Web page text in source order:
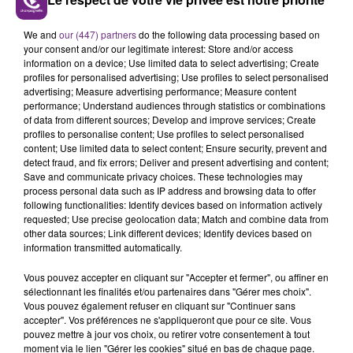
FIL D'ACTUS
LA CENTRALE NUCLÉAIRE DE CHOOZ
TOUJOURS À L'ARRÊT
Cela fait déjà une semaine que la centrale
nucléaire ardennaise est à l'arrêt. Une situation
justifiée par la sécheresse intense qui est toujours
présente.
We and our (447) partnersdo the following data processing based on
your consent and/or our legitimate interest: Store and/or access
information on a device; Use limited data to select advertising; Create
profiles for personalised advertising; Use profiles to select personalised
advertising; Measure advertising performance; Measure content
performance; Understand audiences through statistics or combinations
of data from different sources; Develop and improve services; Create
profiles to personalise content; Use profiles to select personalised
content; Use limited data to select content; Ensure security, prevent and
detect fraud, and fix errors; Deliver and present advertising and content;
Save and communicate privacy choices. These technologies may
process personal data such as IP address and browsing data to offer
following functionalities: Identify devices based on information actively
requested; Use precise geolocation data; Match and combine data from
other data sources; Link different devices; Identify devices based on
information transmitted automatically.
Vous pouvez accepter en cliquant sur "Accepter et fermer", ou affiner en
sélectionnant les finalités et/ou partenaires dans "Gérer mes choix".
Vous pouvez également refuser en cliquant sur "Continuer sans
accepter". Vos préférences ne s'appliqueront que pour ce site. Vous
pouvez mettre à jour vos choix, ou retirer votre consentement à tout
moment via le lien "Gérer les cookies" situé en bas de chaque page.